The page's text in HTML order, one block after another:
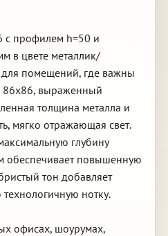
с профилем h=50 и
в цвете металлик/
помещений, где важны
86х86, выраженный
толщина металла и
мягко отражающая свет.
глубину
обеспечивает повышенную
тон добавляет
нотку.
офисах, шоурумах,